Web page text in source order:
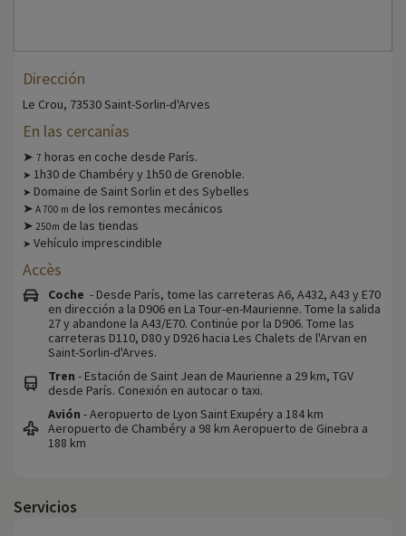
Dirección
Le Crou, 73530 Saint-Sorlin-d'Arves
En las cercanías
➤ 7 horas en coche desde París.
➤ 1h30 de Chambéry y 1h50 de Grenoble.
➤ Domaine de Saint Sorlin et des Sybelles
➤ A 700 m de los remontes mecánicos
➤ 250m de las tiendas
➤ Vehículo imprescindible
Accès
Coche - Desde París, tome las carreteras A6, A432, A43 y E70
en dirección a la D906 en La Tour-en-Maurienne. Tome la salida
27 y abandone la A43/E70. Continúe por la D906. Tome las
carreteras D110, D80 y D926 hacia Les Chalets de l'Arvan en
Saint-Sorlin-d'Arves.
Tren - Estación de Saint Jean de Maurienne a 29 km, TGV
desde París. Conexión en autocar o taxi.
Avión - Aeropuerto de Lyon Saint Exupéry a 184 km
Aeropuerto de Chambéry a 98 km Aeropuerto de Ginebra a
188 km
Servicios